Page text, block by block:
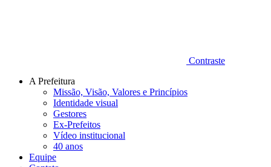
Contraste
A Prefeitura
Missão, Visão, Valores e Princípios
Identidade visual
Gestores
Ex-Prefeitos
Vídeo institucional
40 anos
Equipe